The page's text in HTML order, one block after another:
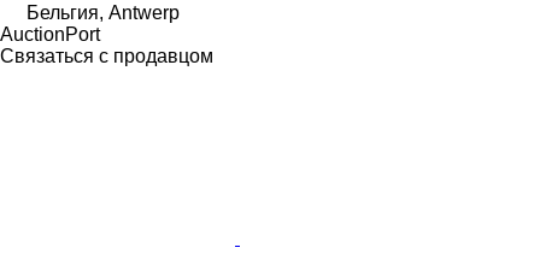
Бельгия, Antwerp
AuctionPort
Связаться с продавцом